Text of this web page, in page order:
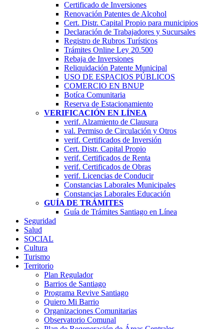
Certificado de Inversiones
Renovación Patentes de Alcohol
Cert. Distr. Capital Propio para municipios
Declaración de Trabajadores y Sucursales
Registro de Rubros Turí­sticos
Trámites Online Ley 20.500
Rebaja de Inversiones
Reliquidación Patente Municipal
USO DE ESPACIOS PÚBLICOS
COMERCIO EN BNUP
Botíca Comunitaria
Reserva de Estacionamiento
VERIFICACIÓN EN LÍNEA
verif. Alzamiento de Clausura
val. Permiso de Circulación y Otros
verif. Certificados de Inversión
Cert. Distr. Capital Propio
verif. Certificados de Renta
verif. Certificados de Obras
verif. Licencias de Conducir
Constancias Laborales Municipales
Constancias Laborales Educación
GUÍA DE TRÁMITES
Guía de Trámites Santiago en Línea
Seguridad
Salud
SOCIAL
Cultura
Turismo
Territorio
Plan Regulador
Barrios de Santiago
Programa Revive Santiago
Quiero Mi Barrio
Organizaciones Comunitarias
Observatorio Comunal